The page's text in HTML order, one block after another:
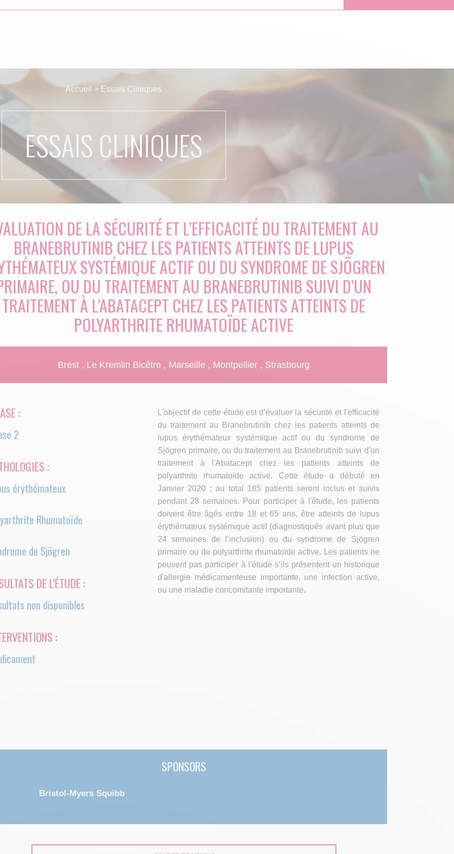
Accueil > Essais Cliniques
ESSAIS CLINIQUES
DE LA SÉCURITÉ ET L’EFFICACITÉ DU TRAITEMENT AU
BRANEBRUTINIB CHEZ LES PATIENTS ATTEINTS DE LUPUS
SYSTÉMIQUE ACTIF OU DU SYNDROME DE SJÖGREN
OU DU TRAITEMENT AU BRANEBRUTINIB SUIVI D’UN
TRAITEMENT À L’ABATACEPT CHEZ LES PATIENTS ATTEINTS DE
POLYARTHRITE RHUMATOÏDE ACTIVE
Brest Le Kremlin Bicêtre Marseille Montpellier Strasbourg
:
2
:
érythémateux
Rhumatoïde
de Sjögren
DE L'ÉTUDE :
non disponibles
:
L'objectif de cette étude est d’évaluer la sécurité et l'efficacité
du traitement au Branebrutinib chez les patients atteints de
lupus érythémateux systémique actif ou du syndrome de
Sjögren primaire, ou du traitement au Branebrutinib suivi d'un
traitement à l'Abatacept chez les patients atteints de
polyarthrite rhumatoïde active. Cette étude a débuté en
Janvier 2020 ; au total 185 patients seront inclus et suivis
pendant 28 semaines. Pour participer à l'étude, les patients
doivent être âgés entre 18 et 65 ans, être atteints de lupus
érythémateux systémique actif (diagnostiqués avant plus que
24 semaines de l’inclusion) ou du syndrome de Sjögren
primaire ou de polyarthrite rhumatoïde active. Les patients ne
peuvent pas participer à l'étude s’ils présentent un historique
d'allergie médicamenteuse importante, une infection active,
ou une maladie concomitante importante.
SPONSORS
Bristol-Myers Squibb